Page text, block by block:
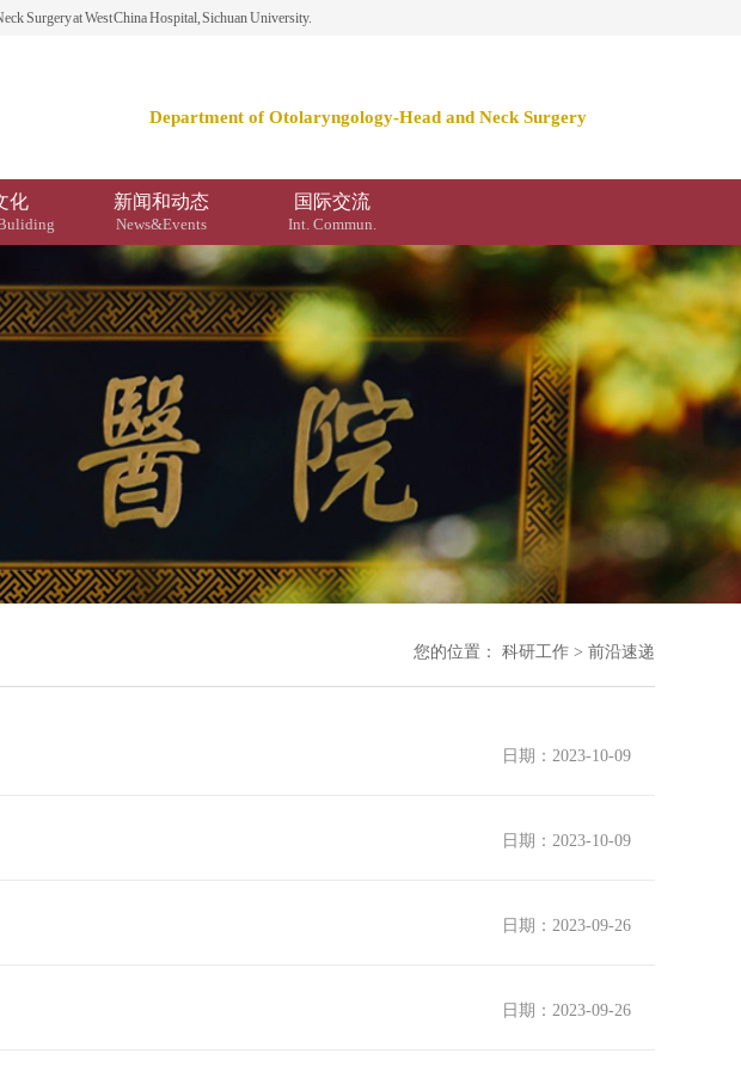
Surgery at West China Hospital, Sichuan University.
Department of Otolaryngology-Head and Neck Surgery
化 新闻和动态
News&Events
国际交流
Int. Commun.
您的位置： 科研工作 > 前沿速递
日期：2023-10-09
日期：2023-10-09
日期：2023-09-26
日期：2023-09-26